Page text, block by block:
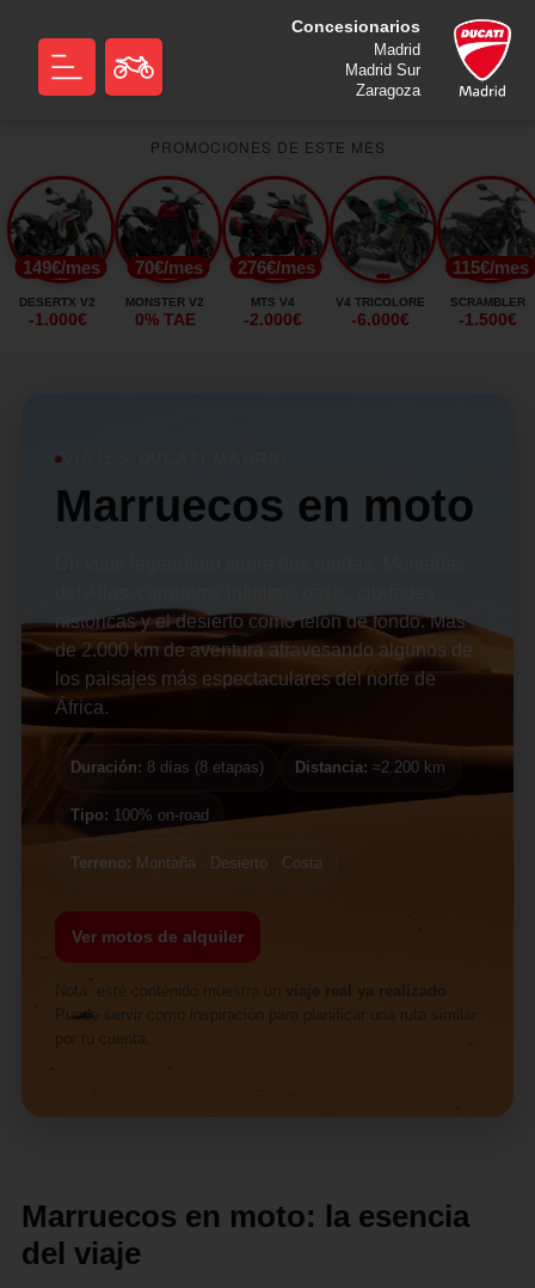
PROMOCIONES DE ESTE MES
149€/mes
DESERTX V2
-1.000€
70€/mes
MONSTER V2
0% TAE
276€/mes
MTS V4
-2.000€
V4 TRICOLORE
-6.000€
115€/mes
SCRAMBLER
-1.500€
Concesionarios
Madrid
Madrid Sur
Zaragoza
VIAJES DUCATI MADRID
Marruecos en moto
históricas y el desierto como telón de fondo. Más
de 2.000 km de aventura atravesando algunos de
los paisajes más espectaculares del norte de
África.
Duración: 8 días (8 etapas) Distancia: ≈2.200 km
Tipo: 100% on-road
Terreno: Montaña · Desierto · Costa
Ver motos de alquiler
Nota: este contenido muestra un viaje real ya realizado
Puede servir como inspiración para planificar una ruta similar
por tu cuenta.
Marruecos en moto: la esencia
del viaje